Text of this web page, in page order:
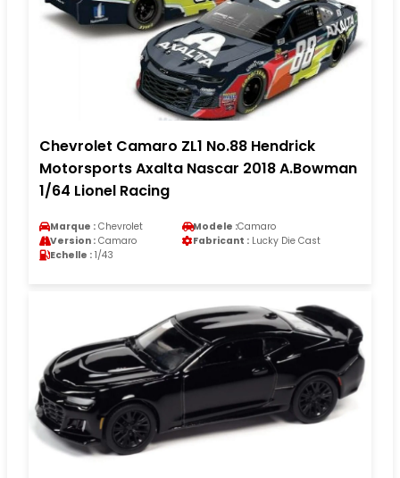
Chevrolet Camaro ZL1 No.88 Hendrick
Motorsports Axalta Nascar 2018 A.Bowman
1/64 Lionel Racing
Marque : Chevrolet Modele :Camaro
Version : Camaro Fabricant : Lucky Die Cast
Echelle : 1/43